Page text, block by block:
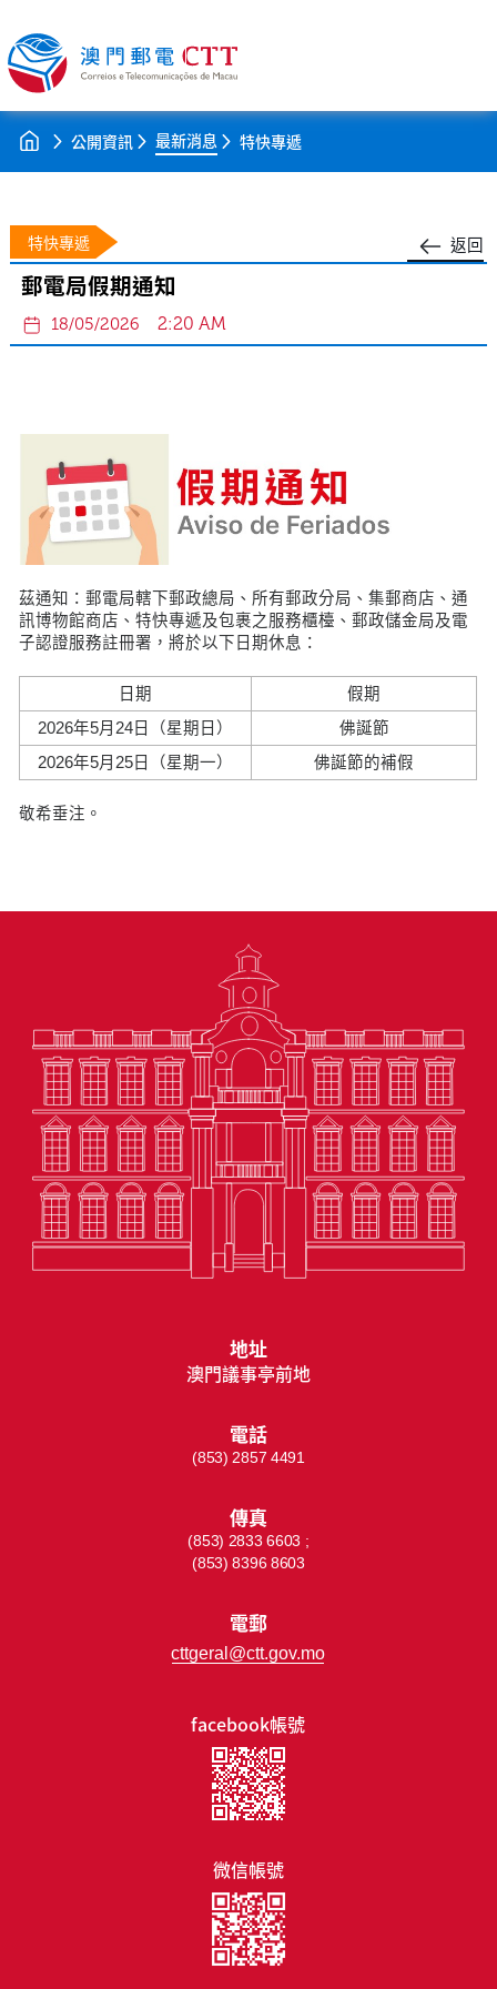
公開資訊 最新消息 特快專遞
返回
特快專遞
郵電局假期通知
18/05/2026 2:20 AM
茲通知：郵電局轄下郵政總局、所有郵政分局、集郵商店、通
訊博物館商店、特快專遞及包裹之服務櫃檯、郵政儲金局及電
子認證服務註冊署，將於以下日期休息：
日期
假期
2026年5月24日（星期日）
佛誕節
2026年5月25日（星期一）
佛誕節的補假
敬希垂注。
facebook帳號
微信帳號
地址
澳門議事亭前地
電話
(853) 2857 4491
傳真
(853) 2833 6603 ;
(853) 8396 8603
電郵
cttgeral@ctt.gov.mo